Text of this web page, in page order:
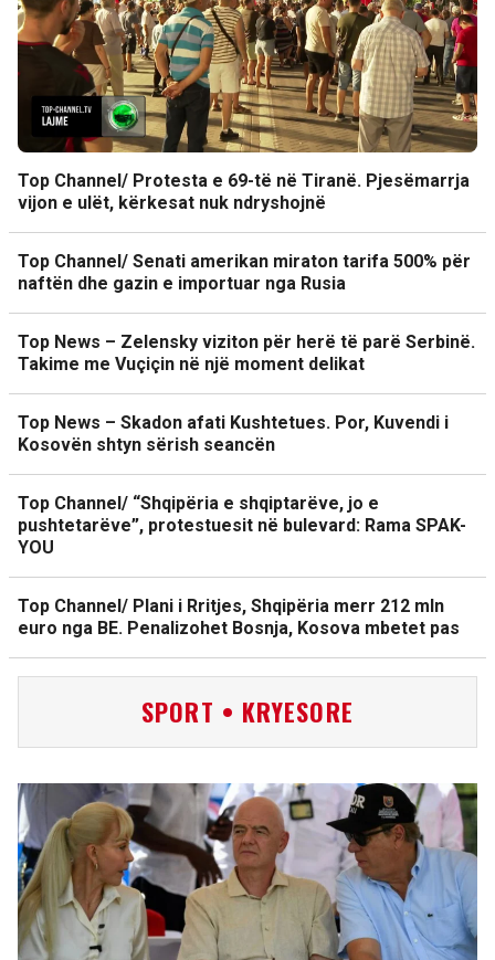
Top Channel/ Protesta e 69-të në Tiranë. Pjesëmarrja
vijon e ulët, kërkesat nuk ndryshojnë
Top Channel/ Senati amerikan miraton tarifa 500% për
naftën dhe gazin e importuar nga Rusia
Top News – Zelensky viziton për herë të parë Serbinë.
Takime me Vuçiçin në një moment delikat
Top News – Skadon afati Kushtetues. Por, Kuvendi i
Kosovën shtyn sërish seancën
Top Channel/ “Shqipëria e shqiptarëve, jo e
pushtetarëve”, protestuesit në bulevard: Rama SPAK-
YOU
Top Channel/ Plani i Rritjes, Shqipëria merr 212 mln
euro nga BE. Penalizohet Bosnja, Kosova mbetet pas
SPORT • KRYESORE